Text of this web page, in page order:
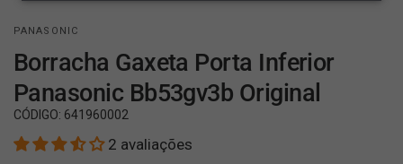
PANASONIC
Borracha Gaxeta Porta Inferior
Panasonic Bb53gv3b Original
CÓDIGO: 641960002
2 avaliações